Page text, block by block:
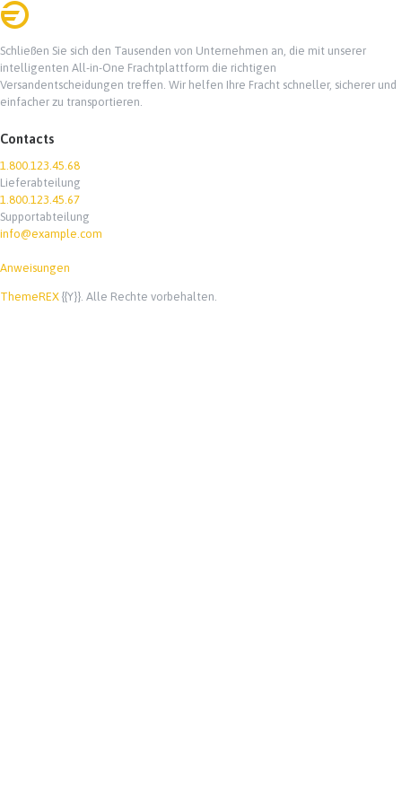
Schließen Sie sich den Tausenden von Unternehmen an, die mit unserer
intelligenten All-in-One Frachtplattform die richtigen
Versandentscheidungen treffen. Wir helfen Ihre Fracht schneller, sicherer und
einfacher zu transportieren.
Contacts
1.800.123.45.68
Lieferabteilung
1.800.123.45.67
Supportabteilung
info@example.com
Anweisungen
ThemeREX {{Y}}. Alle Rechte vorbehalten.